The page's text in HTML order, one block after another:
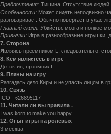
Предпочтения: Тишина. Отсутствие
Особенности: Может сидеть неподвижно
разговаривает. Обычно повергает в ужас
Главный скилл: Убийство мозга и полное
Привычки: Игра в разнообразные игрушки,
7. Сторона
Являясь преемником L, следовательно,
8. Кем являетесь в игре
Детектив, преемник L
9. Планы на игру
Разгадать дело Киры и не упасть лицом в
10. Связь
ICQ - 626895117
11. Читали ли вы правила .
I was born to make you happy
12. Опыт игры на ролевых
3 месяца